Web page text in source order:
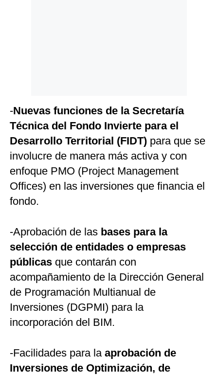
-Nuevas funciones de la Secretaría
Técnica del Fondo Invierte para el
Desarrollo Territorial (FIDT) para que se
involucre de manera más activa y con
enfoque PMO (Project Management
Offices) en las inversiones que financia el
fondo.
-Aprobación de las bases para la
selección de entidades o empresas
públicas que contarán con
acompañamiento de la Dirección General
de Programación Multianual de
Inversiones (DGPMI) para la
incorporación del BIM.
-Facilidades para la aprobación de
Inversiones de Optimización, de